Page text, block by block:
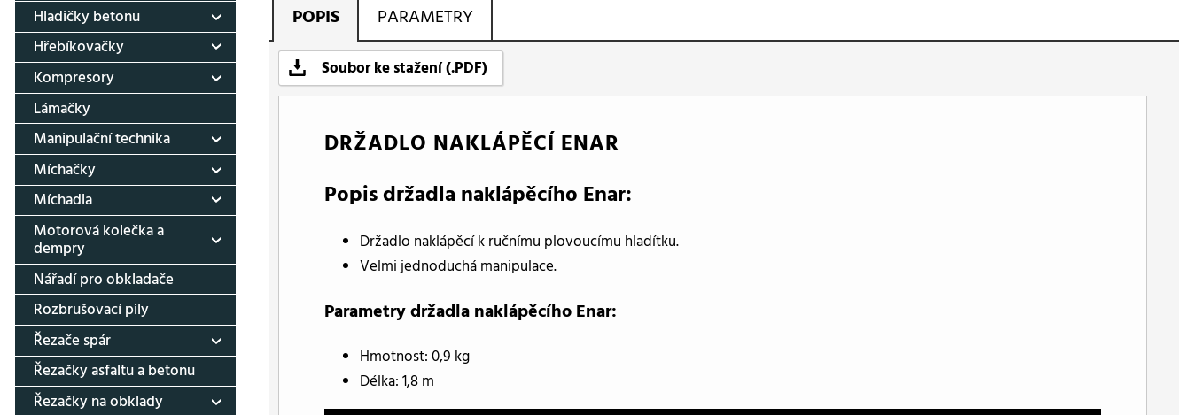
Hladičky betonu
Hřebíkovačky
Kompresory
Lámačky
Manipulační technika
Míchačky
Míchadla
Motorová kolečka a
dempry
Nářadí pro obkladače
Rozbrušovací pily
Řezače spár
Řezačky asfaltu a betonu
Řezačky na obklady
POPIS PARAMETRY
Soubor ke stažení (.PDF)
DRŽADLO NAKLÁPĚCÍ ENAR
Popis držadla naklápěcího Enar:
Držadlo naklápěcí k ručnímu plovoucímu hladítku.
Velmi jednoduchá manipulace.
Parametry držadla naklápěcího Enar:
Hmotnost: 0,9 kg
Délka: 1,8 m